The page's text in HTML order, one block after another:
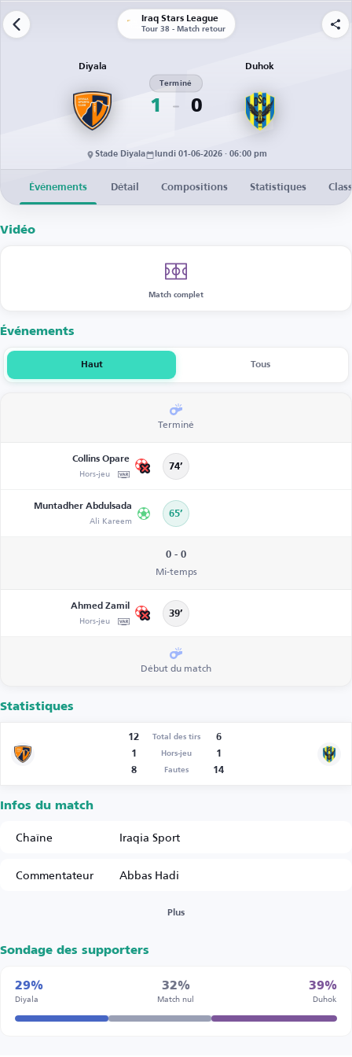
Iraq Stars League
Tour 38 - Match retour
Diyala
1
Terminé
0
Duhok
Stade Diyala lundi 01-06-2026 · 06:00 pm
Événements Détail Compositions Statistiques
Vidéo
Match complet
Événements
Haut Tous
Terminé
Collins Opare
Hors-jeu 74’
Muntadher Abdulsada
Ali Kareem 65’
0 - 0
Mi-temps
Ahmed Zamil
Hors-jeu 39’
Début du match
Statistiques
12 Total des tirs
6
1
Hors-jeu
1
8
Fautes 14
Infos du match
Chaîne
Iraqia Sport
Commentateur
Abbas Hadi
Plus
Sondage des supporters
29%
Diyala
32%
Match nul
39%
Duhok